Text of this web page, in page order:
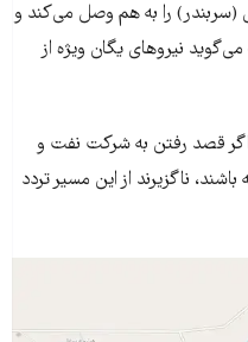
را به هم وصل می‌کند و
نیروهای یگان ویژه از
اگر قصد رفتن به شرکت نفت و
ناگزیرند از این مسیر تردد